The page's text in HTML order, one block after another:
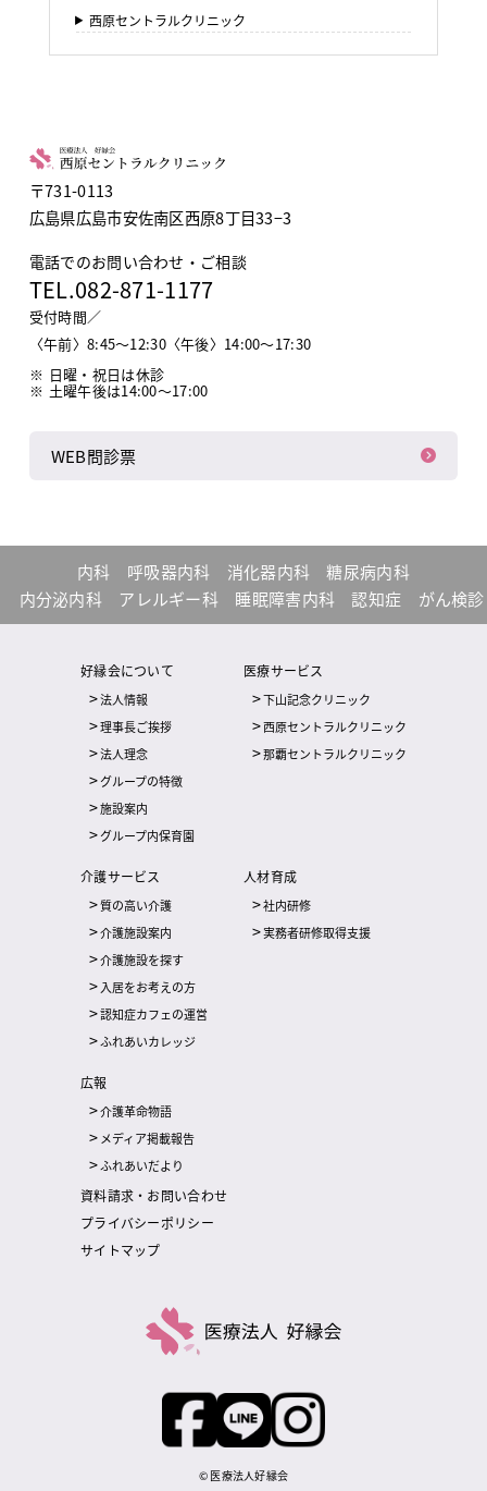
西原セントラルクリニック
〒731-0113
広島県広島市安佐南区西原8丁目33−3
電話でのお問い合わせ・ご相談
TEL.082-871-1177
受付時間／
〈午前〉8:45〜12:30〈午後〉14:00〜17:30
日曜・祝日は休診
土曜午後は14:00～17:00
WEB問診票
内科 呼吸器内科 消化器内科
糖尿病内科
内分泌内科
アレルギー科 睡眠障害内科認知症 がん検診
好縁会について
法人情報
理事長ご挨拶
法人理念
グループの特徴
施設案内
グループ内保育園
医療サービス
下山記念クリニック
西原セントラルクリニック
那覇セントラルクリニック
介護サービス
質の高い介護
介護施設案内
介護施設を探す
入居をお考えの方
認知症カフェの運営
ふれあいカレッジ
人材育成
社内研修
実務者研修取得支援
広報
介護革命物語
メディア掲載報告
ふれあいだより
資料請求・お問い合わせ
プライバシーポリシー
サイトマップ
© 医療法人好縁会